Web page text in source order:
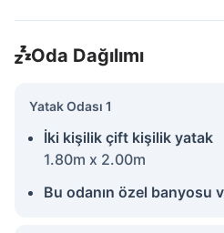
Oda Dağılımı
Yatak Odası 1
İki kişilik çift kişilik yatak
1.80m x 2.00m
Bu odanın özel banyosu